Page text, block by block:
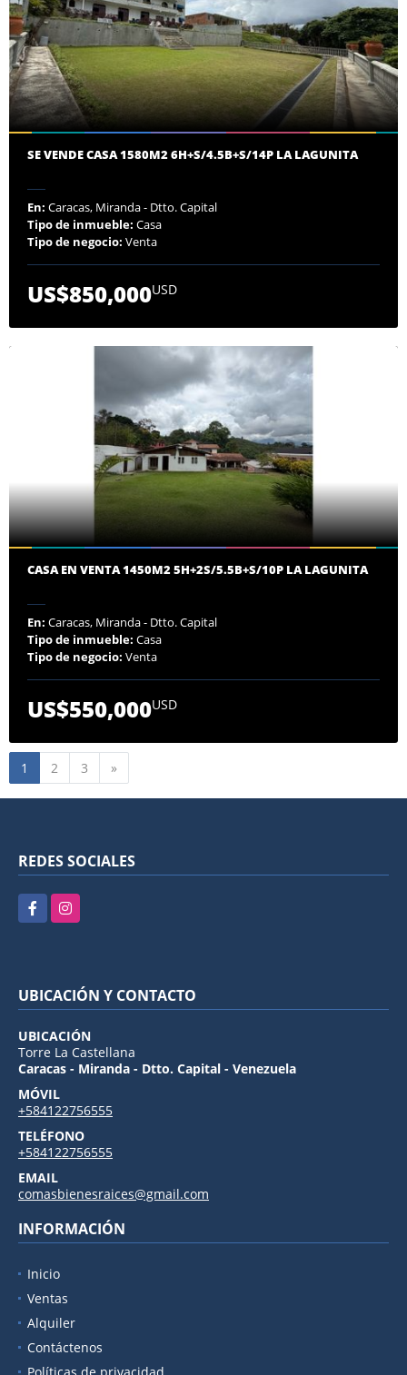
SE VENDE CASA 1580M2 6H+S/4.5B+S/14P LA LAGUNITA
En: Caracas, Miranda - Dtto. Capital
Tipo de inmueble: Casa
Tipo de negocio: Venta
US$850,000USD
CASA EN VENTA 1450M2 5H+2S/5.5B+S/10P LA LAGUNITA
En: Caracas, Miranda - Dtto. Capital
Tipo de inmueble: Casa
Tipo de negocio: Venta
US$550,000USD
1 2 3 »
REDES SOCIALES
FacebookInstagram
UBICACIÓN Y CONTACTO
UBICACIÓN
Torre La Castellana
Caracas - Miranda - Dtto. Capital - Venezuela
MÓVIL
+584122756555
TELÉFONO
+584122756555
EMAIL
comasbienesraices@gmail.com
INFORMACIÓN
Inicio
Ventas
Alquiler
Contáctenos